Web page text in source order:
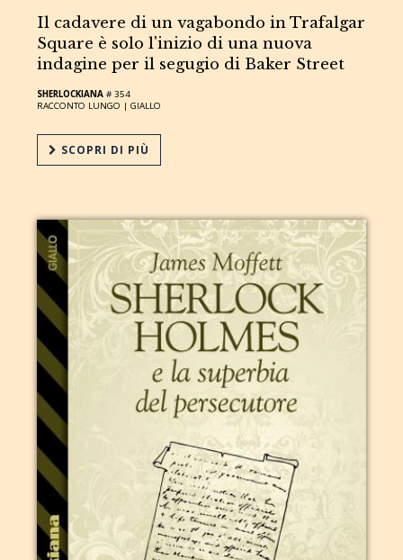
Il cadavere di un vagabondo in Trafalgar
Square è solo l'inizio di una nuova
indagine per il segugio di Baker Street
SHERLOCKIANA # 354
RACCONTO LUNGO |GIALLO
SCOPRI DI PIÙ